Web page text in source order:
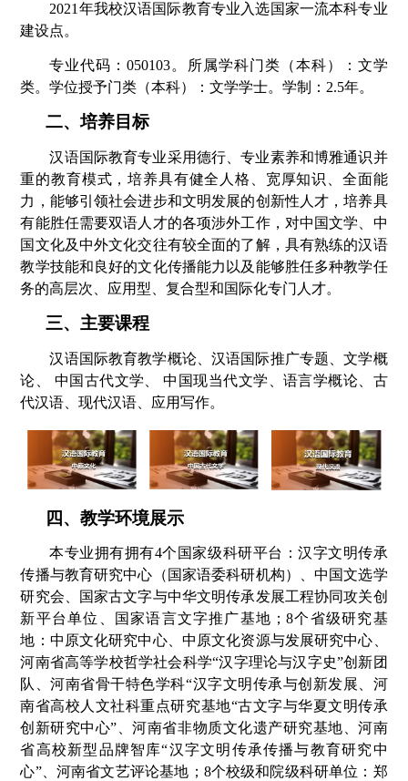
2021年我校汉语国际教育专业入选国家一流本科专业
建设点。
专业代码：050103。
所属学科门类（本科）：文学
类。学位授予门类（本科）：文学学士。学制：2.5年。
二、培养目标
汉语国际教育专业采用德行、专业素养和博雅通识并
重的教育模式，培养具有健全人格、宽厚知识、全面能
力，能够引领社会进步和文明发展的创新性人才，培养具
有能胜任需要双语人才的各项涉外工作，对中国文学、中
国文化及中外文化交往有较全面的了解，具有熟练的汉语
教学技能和良好的文化传播能力以及能够胜任多种教学任
务的高层次、应用型、复合型和国际化专门人才。
三、主要课程
汉语国际教育教学概论、汉语国际推广专题 、文学概
论
中国古代文学 中国现当代文学 语言学概论
古
代汉语 、现代汉语 应用写作。
四、教学环境展示
本专业拥有拥有4个国家级科研平台：汉字文明传承
传播与教育研究中心（国家语委科研机构）、中国文选学
研究会、国家古文字与中华文明传承发展工程协同攻关创
新平台单位、国家语言文字推广基地；8个省级研究基
地：中原文化研究中心、中原文化资源与发展研究中心、
河南省高等学校哲学社会科学“汉字理论与汉字史”创新团
队、河南省骨干特色学科“汉字文明传承与创新发展、河
南省高校人文社科重点研究基地“古文字与华夏文明传承
创新研究中心”、河南省非物质文化遗产研究基地、河南
省高校新型品牌智库“汉字文明传承传播与教育研究中
心”、河南省文艺评论基地；8个校级和院级科研单位：郑